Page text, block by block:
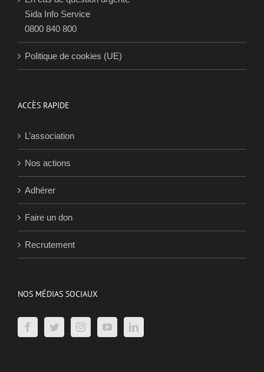
Sida Info Service
0800 840 800
Politique de cookies (UE)
ACCÈS RAPIDE
L’association
Nos actions
Adhérer
Faire un don
Recrutement
NOS MÉDIAS SOCIAUX